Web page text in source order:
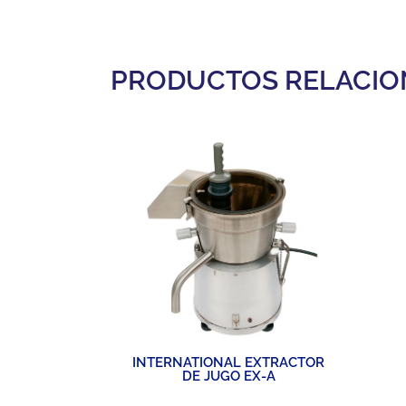
PRODUCTOS
INTERNATIONAL EXTRACTOR
DE JUGO EX-A